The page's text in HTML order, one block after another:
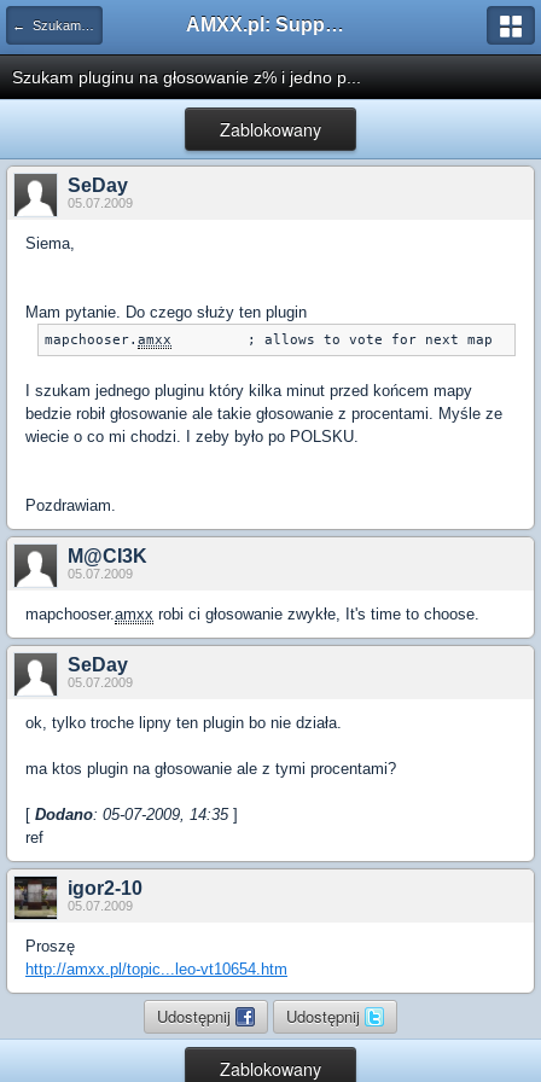
← Szukam pluginu AMXX.pl: Support AMX Mod X i SourceMod
Szukam pluginu na głosowanie z% i jedno p...
Zablokowany
SeDay
05.07.2009
Siema,
Mam pytanie. Do czego służy ten plugin
mapchooser. amxx
		; allows to vote for next map
I szukam jednego pluginu który kilka minut przed końcem mapy
bedzie robił głosowanie ale takie głosowanie z procentami. Myśle ze
wiecie o co mi chodzi. I zeby było po POLSKU.
Pozdrawiam.
M@CI3K
05.07.2009
mapchooser.amxx robi ci głosowanie zwykłe, It's time to choose.
SeDay
05.07.2009
ok, tylko troche lipny ten plugin bo nie działa.
ma ktos plugin na głosowanie ale z tymi procentami?
[ Dodano: 05-07-2009, 14:35]
ref
igor2-10
05.07.2009
Proszę
http://amxx.pl/topic...leo-vt10654.htm
Udostępnij Udostępnij
Zablokowany